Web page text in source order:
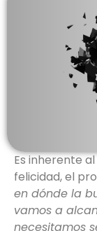
Es inherente
felicidad, el
en dónde la
vamos a
necesitamos